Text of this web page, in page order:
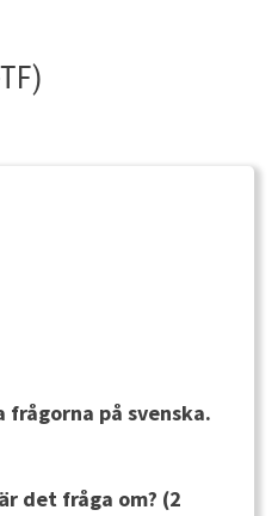
frågorna på svenska.
det fråga om? (2